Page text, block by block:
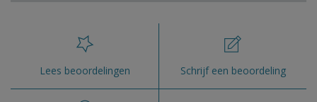
Lees beoordelingen Schrijf een beoordeling